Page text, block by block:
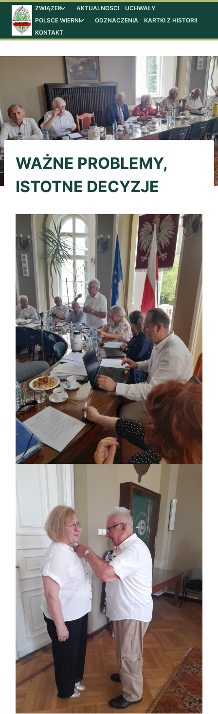
Przejdź
do
treści
ZWIĄZEK
Przełącz
menu
AKTUALNOSCI
UCHWAŁY
POLSCE WIERNI
Przełącz
podrzędne
ODZNACZENIA
KARTKI Z HISTORII
KONTAKT
WAŻNE PROBLEMY,
ISTOTNE DECYZJE